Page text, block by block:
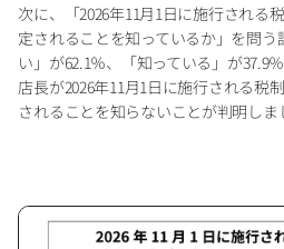
次に、「2026年11月1日に施行される
定されることを知っているか」を問
い」が62.1％、「知っている」が37.9
店長が2026年11月1日に施行される税
されることを知らないことが判明しま